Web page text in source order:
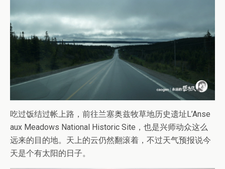
吃过饭结过帐上路，前往兰塞奥兹牧草地历史遗址L’Anse
aux Meadows National Historic Site，也是兴师动众这么
远来的目的地。天上的云仍然翻滚着，不过天气预报说今
天是个有太阳的日子。